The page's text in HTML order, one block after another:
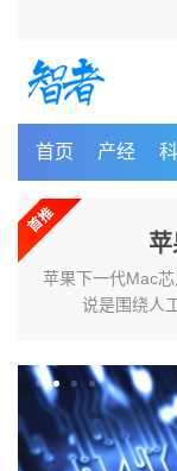
首页 产经
首推
苹果下一代Mac
说是围绕人